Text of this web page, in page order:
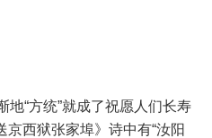
地“方统”就成了祝愿人们长寿
京西狱张家埠》诗中有“汝阳